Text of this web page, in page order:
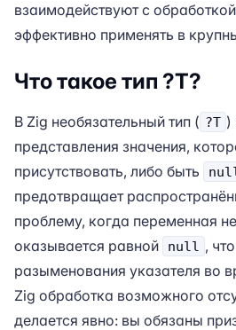
взаимодействуют с
эффективно применять в
Что такое тип ?T?
В Zig необязательный тип ( ?T )
представления значения,
присутствовать, либо быть
предотвращает
проблему, когда переменная
оказывается равной
null ,
разыменования указателя во
Zig обработка возможного
делается явно: вы обязаны